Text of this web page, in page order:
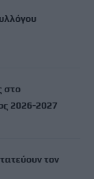
στο
2026-2027
τον